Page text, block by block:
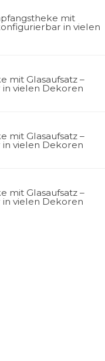
mit
in vielen
mit Glasaufsatz –
vielen Dekoren
mit Glasaufsatz –
vielen Dekoren
mit Glasaufsatz –
vielen Dekoren